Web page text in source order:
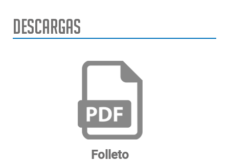
Rango manual de ancho
del aro
8” - 32” | 20.3 - 81.2cm
Diámetro máximo de rueda
8” - 25” | 20 - 63.5cm
Rango del díametro
semiautomático del rin
Descargas
Folleto